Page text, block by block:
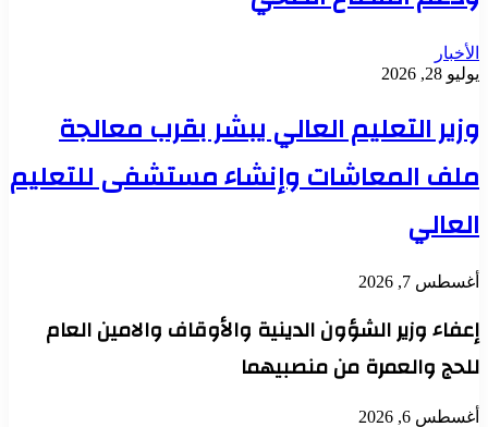
الأخبار
يوليو 28, 2026
وزير التعليم العالي يبشر بقرب معالجة
ملف المعاشات وإنشاء مستشفى للتعليم
العالي
أغسطس 7, 2026
إعفاء وزير الشؤون الدينية والأوقاف والامين العام
للحج والعمرة من منصبيهما
أغسطس 6, 2026